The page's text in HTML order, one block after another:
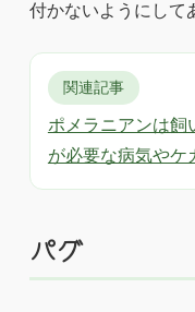
付かないようにして
関連記事
ポメラニアンは飼
が必要な病気やケ
パグ